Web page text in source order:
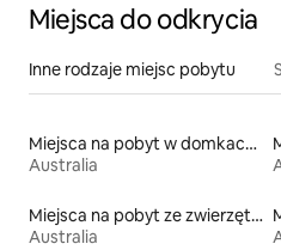
Miejsca do odkrycia
Inne rodzaje miejsc pobytu
Miejsca na pobyt w domkach parterowych
Australia
Miejsca na pobyt ze zwierzętami
Australia